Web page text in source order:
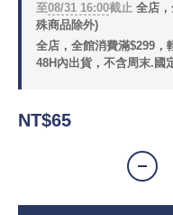
至08/31 16:00截止 全店
殊商品除外)
全店，全館消費滿$299，
48H內出貨，不含周末.國
NT$65